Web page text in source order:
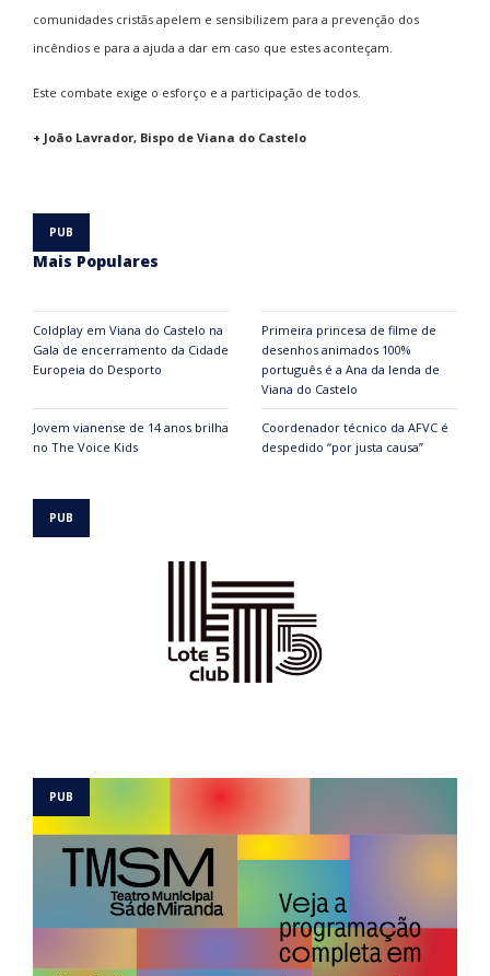
comunidades cristãs apelem e sensibilizem para a prevenção dos
incêndios e para a ajuda a dar em caso que estes aconteçam.
Este combate exige o esforço e a participação de todos.
+ João Lavrador, Bispo de Viana do Castelo
Mais Populares
Coldplay em Viana do Castelo na
Gala de encerramento da Cidade
Europeia do Desporto
Primeira princesa de filme de
desenhos animados 100%
português é a Ana da lenda de
Viana do Castelo
Jovem vianense de 14 anos brilha
no The Voice Kids
Coordenador técnico da AFVC é
despedido “por justa causa”